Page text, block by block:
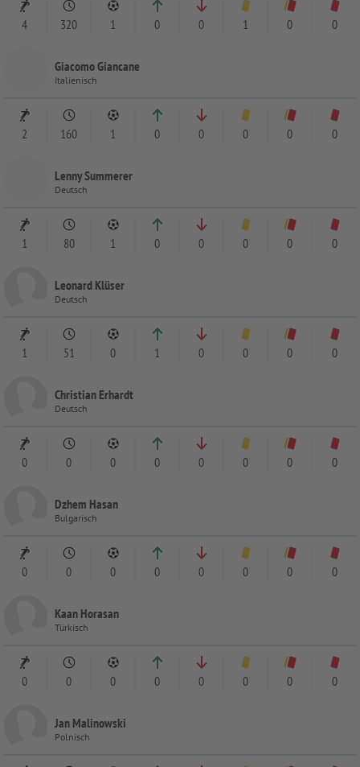
4 320 1 0 0 1 0 0
Giacomo Giancane
Italienisch
2 160 1 0 0 0 0 0
Lenny Summerer
Deutsch
1 80 1 0 0 0 0 0
Leonard Klüser
Deutsch
1 51 0 1 0 0 0 0
Christian Erhardt
Deutsch
0 0 0 0 0 0 0 0
Dzhem Hasan
Bulgarisch
0 0 0 0 0 0 0 0
Kaan Horasan
Türkisch
0 0 0 0 0 0 0 0
Jan Malinowski
Polnisch